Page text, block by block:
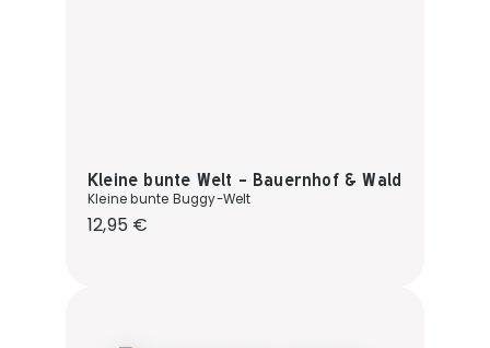
Kleine bunte Welt - Bauernhof & Wald
Kleine bunte Buggy-Welt
Regulärer Preis:
12,95 €